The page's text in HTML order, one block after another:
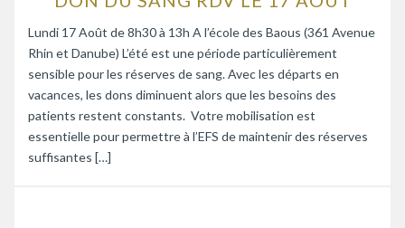
Lundi 17 Août de 8h30 à 13h A l’école des Baous (361 Avenue
Rhin et Danube) L’été est une période particulièrement
sensible pour les réserves de sang. Avec les départs en
vacances, les dons diminuent alors que les besoins des
patients restent constants. Votre mobilisation est
essentielle pour permettre à l’EFS de maintenir des réserves
suffisantes […]